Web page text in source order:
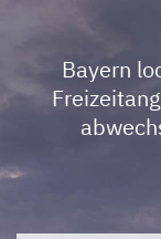
Bayern